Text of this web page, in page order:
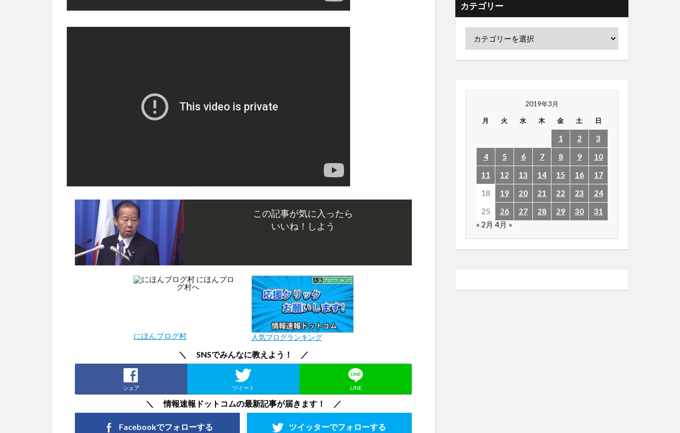
この記事が気に入ったら
いいね！しよう
にほんブログ村 人気ブログランキング
＼ SNSでみんなに教えよう！ ／
シェア ツイート LINE
＼ 情報速報ドットコムの最新記事が届きます！ ／
ツイッターでフォローする
Facebookでフォローする
カテゴリー
2019年3月
月 火 水 木 金 土 日
1 2
3
4
5 6 7 8 9
10
11
12 13 14 15 16
17
18
19 20 21 22 23
24
25
26 27 28 29 30
31
« 2月 4月 »